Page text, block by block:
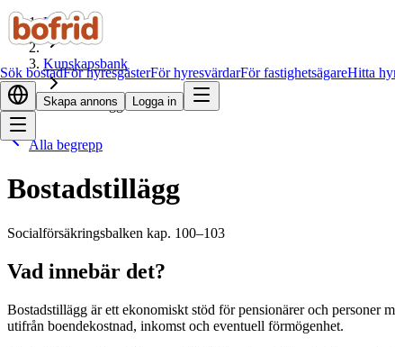
Sök bostadFör hyresgästerFör hyresvärdarFör fastighetsägareHitta
Skapa annons Logga in
Hem
Kunskapsbank
Bostadstillägg
Alla begrepp
Bostadstillägg
Socialförsäkringsbalken kap. 100–103
Vad innebär det?
Bostadstillägg är ett ekonomiskt stöd för pensionärer och personer
utifrån boendekostnad, inkomst och eventuell förmögenhet.